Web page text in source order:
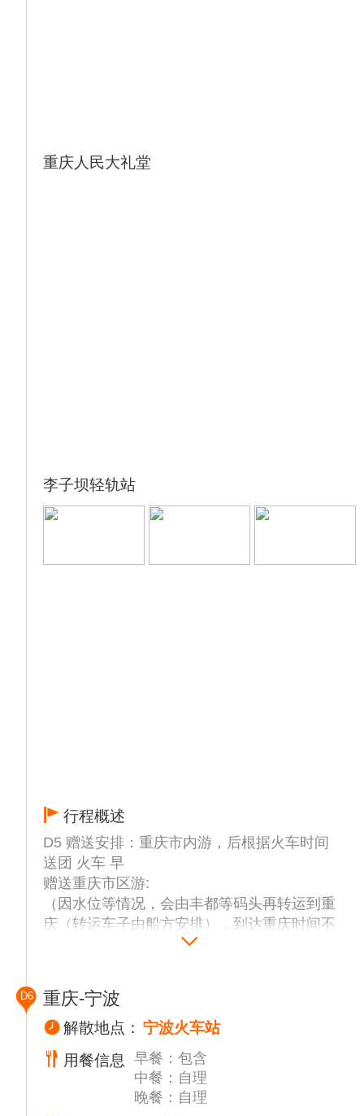
站司机或工作人员会在今天 晚上21:00前联系
重庆人民大礼堂
李子坝轻轨站
行程概述
D5 赠送安排：重庆市内游，后根据火车时间
送团 火车 早
赠送重庆市区游:
（因水位等情况，会由丰都等码头再转运到重
庆（转运车子由船方安排），到达重庆时间不
能确定，导游会和客人保持联系，到的晚可能
上岸后司机接客人（具体时间和集合地点以导
游提前一天晚上21:00前通知为准）
在约定的时间以后赶到的敬请谅解）
【戴家巷崖壁步道】（参观时间约30分钟）位
于渝中区临江门魁星楼和洪崖洞之间的岩壁
D6 重庆-宁波
解散地点： 宁波火车站
用餐信息
早餐：包含
中餐：自理
晚餐：自理